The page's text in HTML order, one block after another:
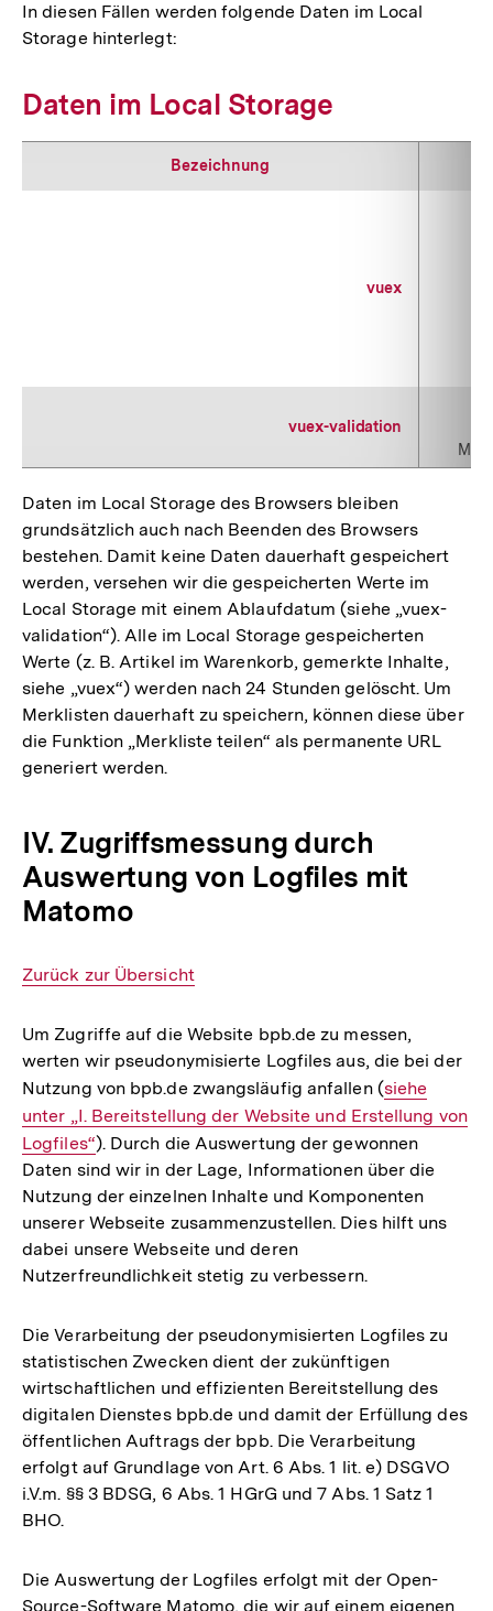
In diesen Fällen werden folgende Daten im Local
Storage hinterlegt:
Daten im Local Storage
Bezeichnung
vuex
vuex-validation
Mit
Daten im Local Storage des Browsers bleiben
grundsätzlich auch nach Beenden des Browsers
bestehen. Damit keine Daten dauerhaft gespeichert
werden, versehen wir die gespeicherten Werte im
Local Storage mit einem Ablaufdatum (siehe „vuex-
validation“). Alle im Local Storage gespeicherten
Werte (z. B. Artikel im Warenkorb, gemerkte Inhalte,
siehe „vuex“) werden nach 24 Stunden gelöscht. Um
Merklisten dauerhaft zu speichern, können diese über
die Funktion „Merkliste teilen“ als permanente URL
generiert werden.
IV. Zugriffsmessung durch
Auswertung von Logfiles mit
Matomo
Interner
Zurück zur Übersicht
Um Zugriffe auf die Website bpb.de zu messen,
werten wir pseudonymisierte Logfiles aus, die bei der
Nutzung von bpb.de zwangsläufig anfallen (Interner
Link:
siehe
unter „I. Bereitstellung der Website und Erstellung von
Logfiles“). Durch die Auswertung der gewonnen
Daten sind wir in der Lage, Informationen über die
Nutzung der einzelnen Inhalte und Komponenten
unserer Webseite zusammenzustellen. Dies hilft uns
dabei unsere Webseite und deren
Nutzerfreundlichkeit stetig zu verbessern.
Die Verarbeitung der pseudonymisierten Logfiles zu
statistischen Zwecken dient der zukünftigen
wirtschaftlichen und effizienten Bereitstellung des
digitalen Dienstes bpb.de und damit der Erfüllung des
öffentlichen Auftrags der bpb. Die Verarbeitung
erfolgt auf Grundlage von Art. 6 Abs. 1 lit. e) DSGVO
i.V.m. §§ 3 BDSG, 6 Abs. 1 HGrG und 7 Abs. 1 Satz 1
BHO.
Die Auswertung der Logfiles erfolgt mit der Open-
Source-Software Matomo, die wir auf einem eigenen